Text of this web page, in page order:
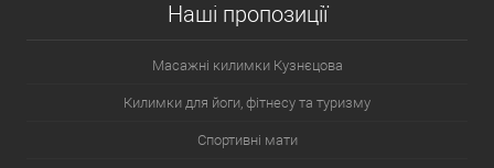
Наші пропозиції
Масажні килимки Кузнєцова
Килимки для йоги, фітнесу та туризму
Спортивні мати